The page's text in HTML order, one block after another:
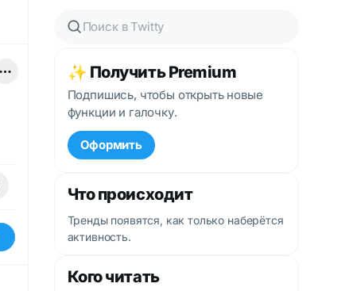
✨ Получить Premium
Подпишись, чтобы открыть новые
функции и галочку.
Оформить
Что происходит
Тренды появятся, как только наберётся
активность.
Кого читать